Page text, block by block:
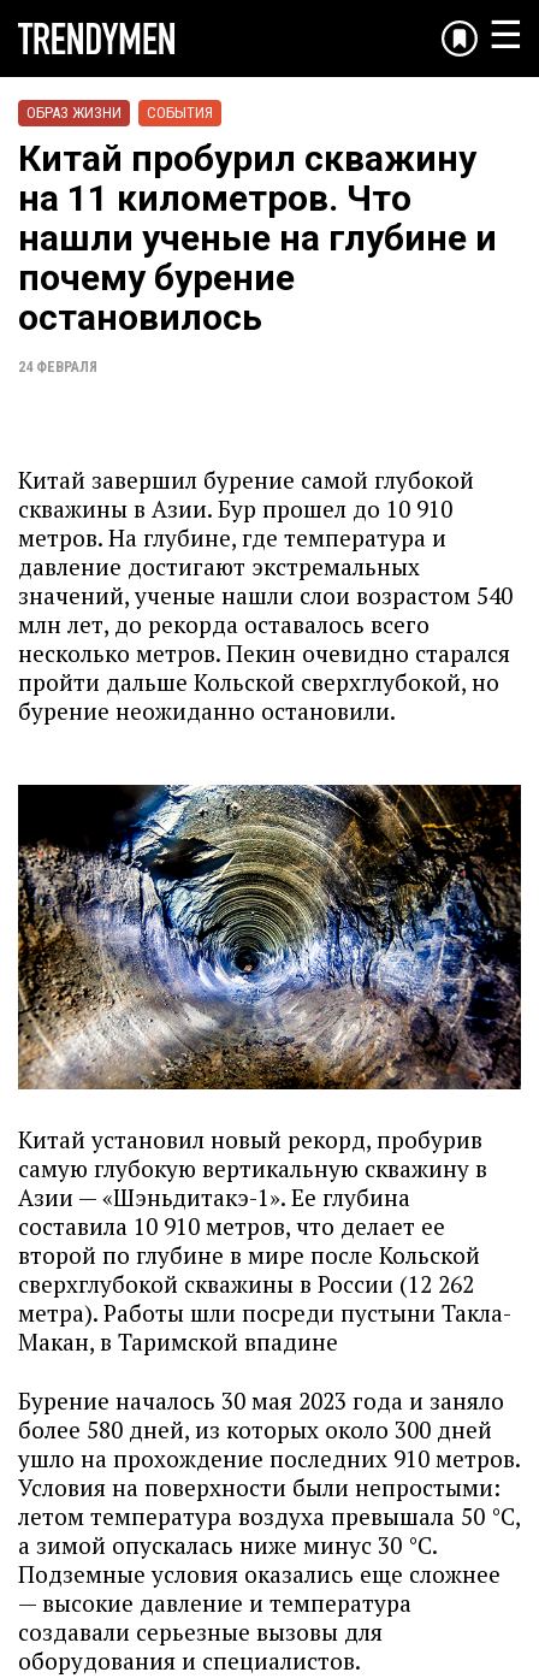
☰
ОБРАЗ ЖИЗНИ СОБЫТИЯ
Китай пробурил скважину
на 11 километров. Что
нашли ученые на глубине и
почему бурение
остановилось
24 ФЕВРАЛЯ
Китай завершил бурение самой глубокой
скважины в Азии. Бур прошел до 10 910
метров. На глубине, где температура и
давление достигают экстремальных
значений, ученые нашли слои возрастом 540
млн лет, до рекорда оставалось всего
несколько метров. Пекин очевидно старался
пройти дальше Кольской сверхглубокой, но
бурение неожиданно остановили.
Китай установил новый рекорд, пробурив
самую глубокую вертикальную скважину в
Азии — «Шэньдитакэ-1». Ее глубина
составила 10 910 метров, что делает ее
второй по глубине в мире после Кольской
сверхглубокой скважины в России (12 262
метра). Работы шли посреди пустыни Такла-
Макан, в Таримской впадине
Бурение началось 30 мая 2023 года и заняло
более 580 дней, из которых около 300 дней
ушло на прохождение последних 910 метров.
Условия на поверхности были непростыми:
летом температура воздуха превышала 50 °С,
а зимой опускалась ниже минус 30 °С.
Подземные условия оказались еще сложнее
— высокие давление и температура
создавали серьезные вызовы для
оборудования и специалистов.